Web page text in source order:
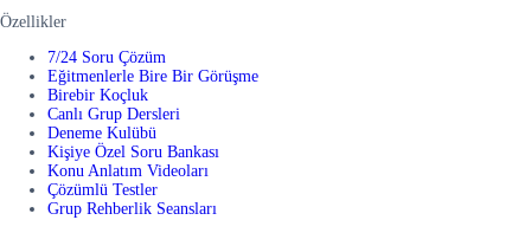
Özellikler
7/24 Soru Çözüm
Eğitmenlerle Bire Bir Görüşme
Birebir Koçluk
Canlı Grup Dersleri
Deneme Kulübü
Kişiye Özel Soru Bankası
Konu Anlatım Videoları
Çözümlü Testler
Grup Rehberlik Seansları